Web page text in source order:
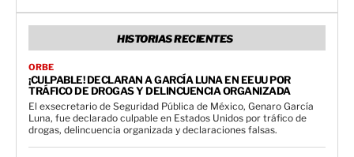
HISTORIAS RECIENTES
ORBE
¡CULPABLE! DECLARAN A GARCÍA LUNA EN EEUU POR
TRÁFICO DE DROGAS Y DELINCUENCIA ORGANIZADA
El exsecretario de Seguridad Pública de México, Genaro García
Luna, fue declarado culpable en Estados Unidos por tráfico de
drogas, delincuencia organizada y declaraciones falsas.